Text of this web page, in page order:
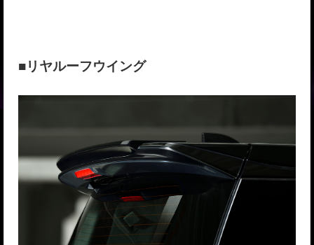
■リヤルーフウイング